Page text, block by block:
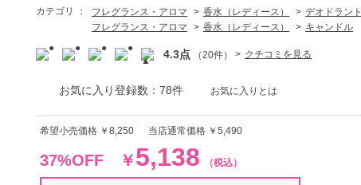
カテゴリ ： フレグランス・アロマ 香水（レディース）
デオドラント
フレグランス・アロマ
香水（レディース） キャンドル
4.3点 （20件） クチコミを見る
お気に入り登録数：78件 お気に入りとは
希望小売価格 ￥8,250 当店通常価格 ￥5,490
37%OFF ￥5,138 （税込）